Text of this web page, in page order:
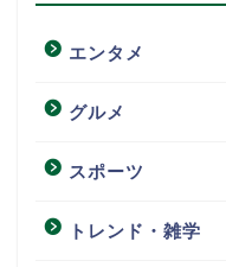
エンタメ
グルメ
スポーツ
トレンド・雑学